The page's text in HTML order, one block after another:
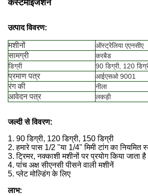
कस्टमाइजेशन
उत्पाद विवरण:
मशीनों ऑस्ट्रेलिया एएनसीए
सामग्री
करबैड
डिग्री
90 डिग्री, 120
प्रमाण पत्र आईएसओ 9001
रंग की नीला
आवेदन पत्र लकड़ी
जल्दी से विवरण:
1. 90 डिग्री, 120 डिग्री, 150 डिग्री
2. हमारे पास 1/2 "या 1/4" मिमी टांग का नियमित
3. ट्रिमर, नक्काशी मशीनों पर प्रयोग किया जाता है
4. पांच अक्ष सीएनसी पीसने वाली मशीनें
5. प्लेट मोल्डिंग के लिए
लाभ: